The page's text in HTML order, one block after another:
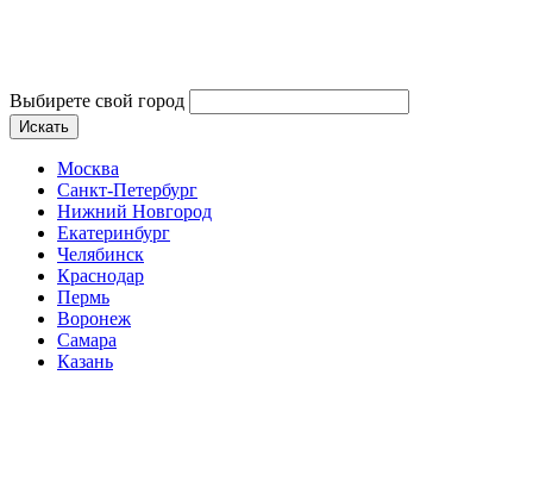
Выбирете свой город
Искать
Москва
Санкт-Петербург
Нижний Новгород
Екатеринбург
Челябинск
Краснодар
Пермь
Воронеж
Самара
Казань